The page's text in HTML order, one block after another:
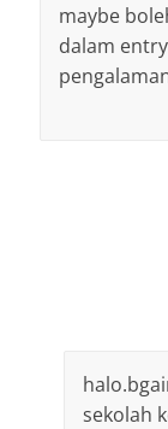
maybe
dalam
sekolah